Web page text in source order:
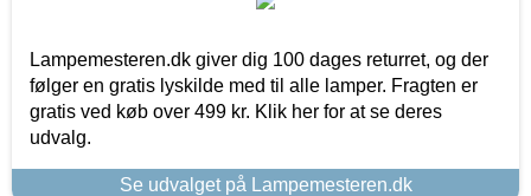
Lampemesteren.dk giver dig 100 dages returret, og der
følger en gratis lyskilde med til alle lamper. Fragten er
gratis ved køb over 499 kr. Klik her for at se deres
udvalg.
Se udvalget på Lampemesteren.dk